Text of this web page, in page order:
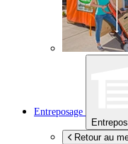
Entreposage
Retour au